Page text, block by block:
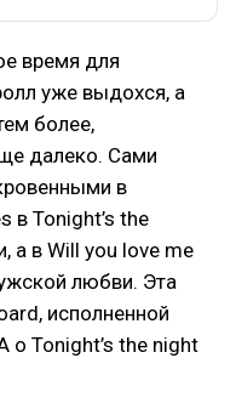
время для
уже выдохся, а
более,
далеко. Сами
в
в Tonight’s the
а в Will you love me
любви. Эта
исполненной
о Tonight’s the night